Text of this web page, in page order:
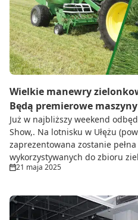
Wielkie manewry
Będą premierowe maszyny
Już w najbliższy weekend
Show,. Na lotnisku w Ułężu
zaprezentowana zostanie
wykorzystywanych do zbioru
21 maja 2025